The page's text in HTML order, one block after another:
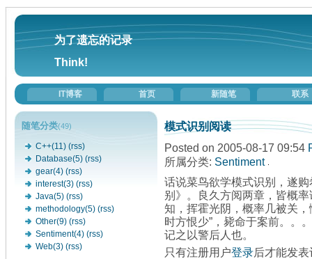
为了遗忘的记录
Think!
IT博客 首页 新随笔 联系
随笔分类(49)
C++(11) (rss)
Database(5) (rss)
gear(4) (rss)
interest(3) (rss)
Java(5) (rss)
methodology(5) (rss)
Other(9) (rss)
Sentiment(4) (rss)
Web(3) (rss)
模式识别阅读
Posted on 2005-08-17 09:54
所属分类: Sentiment
话说菜鸟欲学模式识别，遂
别》。良久方阅两章，皆概
知，挥霍光阴，概率几被关
时方恨少”，毙命于案前。。。
记之以警后人也。
只有注册用户登录后才能发